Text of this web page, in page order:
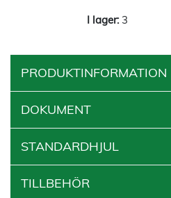
3
PRODUKTINFORMATION
DOKUMENT
STANDARDHJUL
TILLBEHÖR